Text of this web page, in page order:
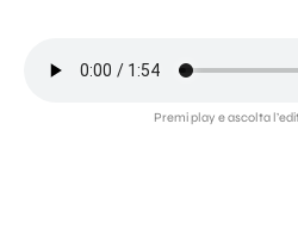
Premi play e ascolta